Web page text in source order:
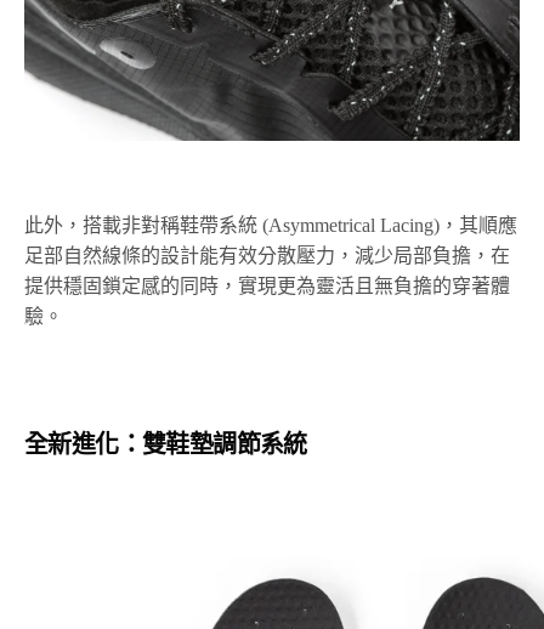
此外，搭載非對稱鞋帶系統 (Asymmetrical Lacing)，其順應
足部自然線條的設計能有效分散壓力，減少局部負擔，在
提供穩固鎖定感的同時，實現更為靈活且無負擔的穿著體
驗。
全新進化：雙鞋墊調節系統